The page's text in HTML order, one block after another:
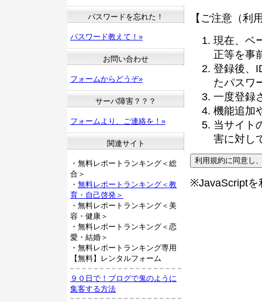
【ご注意（利
現在、ベ
正等を事
登録後、
たパスワ
一度登録
機能追加
当サイト
害に対し
※JavaScriptを
パスワードを忘れた！
パスワード教えて！»
お問い合わせ
フォームからどうぞ»
サーバ障害？？？
フォームより、ご連絡を！»
関連サイト
・無料レポートランキング＜総
合＞
・ 無料レポートランキング＜教
育・自己啓発＞
・無料レポートランキング＜美
容・健康＞
・無料レポートランキング＜恋
愛・結婚＞
・無料レポートランキング専用
【無料】レンタルフォーム
９０日で！ブログで鬼のように
集客する方法